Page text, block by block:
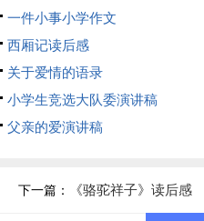
一件小事小学作文
西厢记读后感
关于爱情的语录
小学生竞选大队委演讲稿
父亲的爱演讲稿
下一篇： 《骆驼祥子》读后感